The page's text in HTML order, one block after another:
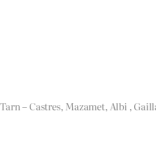
– Castres, Mazamet, Albi ,